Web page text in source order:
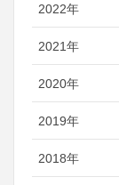
2022年
2021年
2020年
2019年
2018年